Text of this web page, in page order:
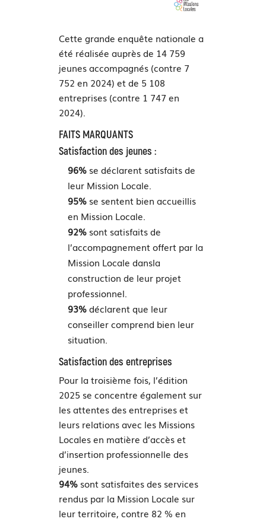
Cette grande enquête nationale a
été réalisée auprès de 14 759
jeunes accompagnés (contre 7
752 en 2024) et de 5 108
entreprises (contre 1 747 en
2024).
FAITS MARQUANTS
Satisfaction des jeunes :
96%se déclarent satisfaits de
leur Mission Locale.
95%se sentent bien accueillis
en Mission Locale.
92%sont satisfaits de
l’accompagnement offert par la
Mission Locale dansla
construction de leur projet
professionnel.
93%déclarent que leur
conseiller comprend bien leur
situation.
Satisfaction des entreprises
Pour la troisième fois, l’édition
2025 se concentre également sur
les attentes des entreprises et
leurs relations avec les Missions
Locales en matière d’accès et
d’insertion professionnelle des
jeunes.
94%sont satisfaites des services
rendus par la Mission Locale sur
leur territoire, contre 82 % en